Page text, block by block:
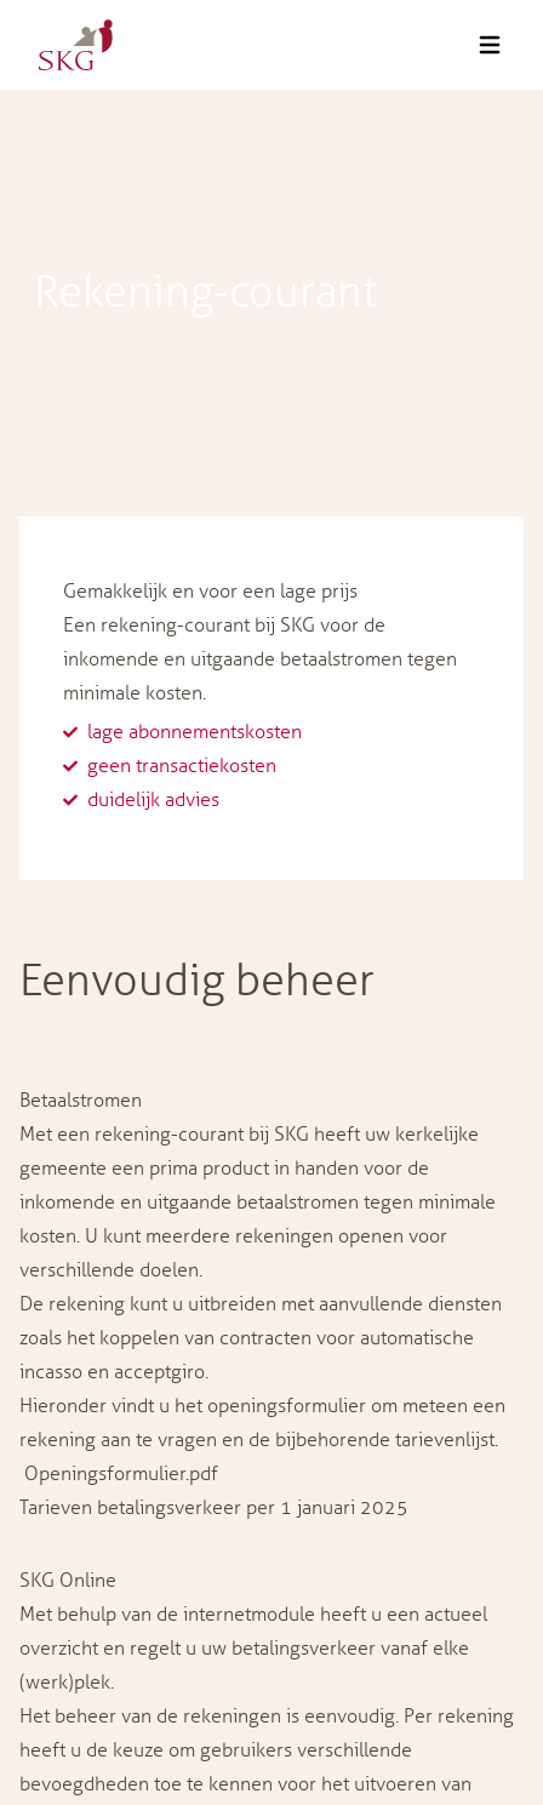
Gemakkelijk en voor een lage prijs
Een rekening-courant bij SKG voor de
inkomende en uitgaande betaalstromen tegen
minimale kosten.
lage abonnementskosten
geen transactiekosten
duidelijk advies
Eenvoudig beheer
Betaalstromen
Met een rekening-courant bij SKG heeft uw kerkelijke
gemeente een prima product in handen voor de
inkomende en uitgaande betaalstromen tegen minimale
kosten. U kunt meerdere rekeningen openen voor
verschillende doelen.
De rekening kunt u uitbreiden met aanvullende diensten
zoals het koppelen van contracten voor automatische
incasso en acceptgiro.
Hieronder vindt u het openingsformulier om meteen een
rekening aan te vragen en de bijbehorende tarievenlijst.
Openingsformulier.pdf
Tarieven betalingsverkeer per 1 januari 2025
SKG Online
Met behulp van de internetmodule heeft u een actueel
overzicht en regelt u uw betalingsverkeer vanaf elke
(werk)plek.
Het beheer van de rekeningen is eenvoudig. Per rekening
heeft u de keuze om gebruikers verschillende
bevoegdheden toe te kennen voor het uitvoeren van